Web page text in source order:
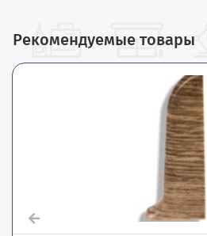
Рекомендуемые товары